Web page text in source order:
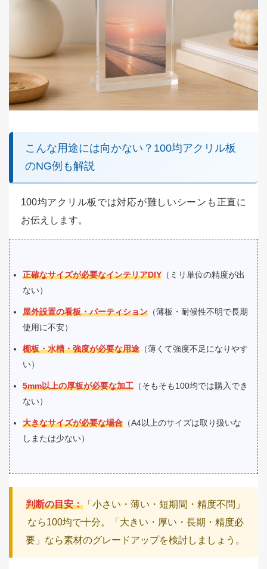
こんな用途には向かない？100均アクリル板
のNG例も解説
100均アクリル板では対応が難しいシーンも正直に
お伝えします。
正確なサイズが必要なインテリアDIY （ミリ単位の精度が出
ない）
屋外設置の看板・パーティション （薄板・耐候性不明で長期
使用に不安）
棚板・水槽・強度が必要な用途 （薄くて強度不足になりやす
い）
5mm以上の厚板が必要な加工 （そもそも100均では購入でき
ない）
大きなサイズが必要な場合 （A4以上のサイズは取り扱いな
しまたは少ない）
判断の目安： 「小さい・薄い・短期間・精度不問」
なら100均で十分。「大きい・厚い・長期・精度必
要」なら素材のグレードアップを検討しましょう。